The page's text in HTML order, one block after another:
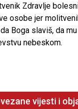
Zdravlje
osobe jer
Boga slaviš, da
nebeskom.
vijesti i